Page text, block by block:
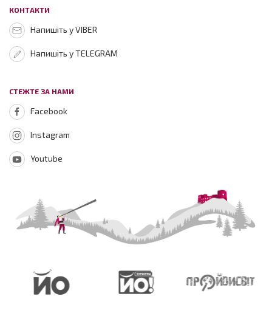
КОНТАКТИ
Напишіть у VIBER
Напишіть у TELEGRAM
СТЕЖТЕ ЗА НАМИ
Facebook
Instagram
Youtube